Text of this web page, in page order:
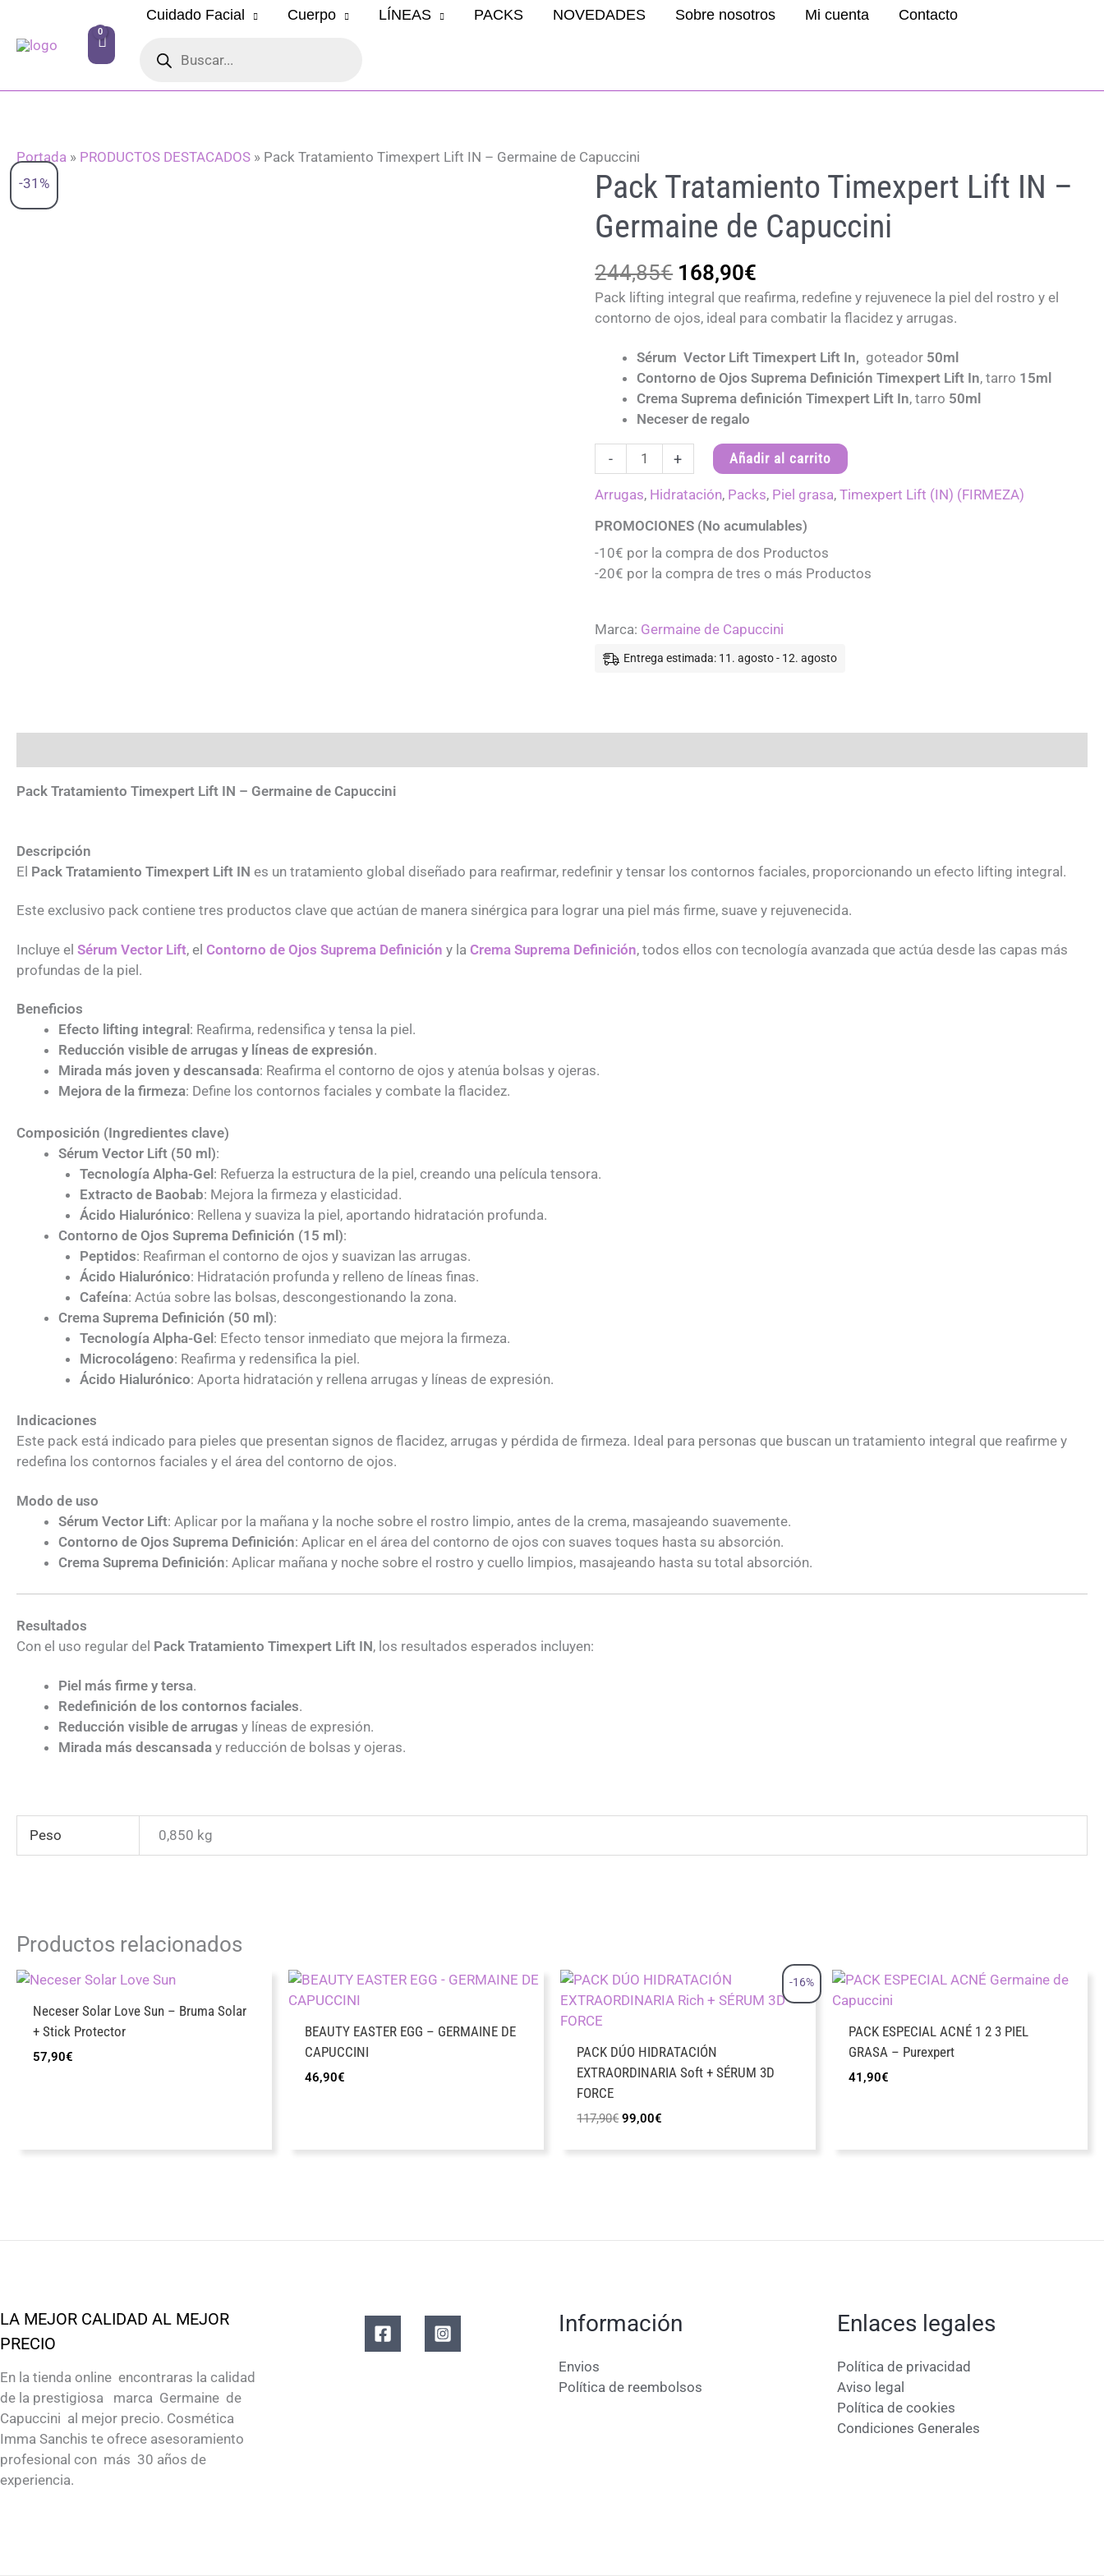
contenido
Cuidado Facial Cuerpo LÍNEAS PACKS NOVEDADES Sobre nosotros Mi cuenta Contacto
productos
Portada » PRODUCTOS DESTACADOS » Pack Tratamiento Timexpert Lift IN – Germaine de Capuccini
-31%
Pack Tratamiento Timexpert Lift IN –
Germaine de Capuccini
244,85€ El
precio
original
era:
244,85€.
168,90€
precio
actual
168,90€.
Pack lifting integral que reafirma, redefine y rejuvenece la piel del rostro y el
contorno de ojos, ideal para combatir la flacidez y arrugas.
Sérum Vector Lift Timexpert Lift In, goteador 50ml
Contorno de Ojos Suprema Definición Timexpert Lift In, tarro 15ml
Crema Suprema definición Timexpert Lift In, tarro 50ml
Neceser de regalo
-
Tratamiento
Timexpert
IN
-
Germaine
cantidad
+ Añadir al carrito
Arrugas, Hidratación, Packs, Piel grasa,Timexpert Lift (IN) (FIRMEZA)
PROMOCIONES (No acumulables)
-10€ por la compra de dos Productos
-20€ por la compra de tres o más Productos
Marca: Germaine de Capuccini
Entrega estimada: 11. agosto - 12. agosto
Pack Tratamiento Timexpert Lift IN – Germaine de Capuccini
Descripción
El Pack Tratamiento Timexpert Lift IN es un tratamiento global diseñado para reafirmar, redefinir y tensar los contornos faciales, proporcionando un efecto lifting integral.
Este exclusivo pack contiene tres productos clave que actúan de manera sinérgica para lograr una piel más firme, suave y rejuvenecida.
Incluye el Sérum Vector Lift, el Contorno de Ojos Suprema Definición y la Crema Suprema Definición, todos ellos con tecnología avanzada que actúa desde las capas más
profundas de la piel.
Beneficios
Efecto lifting integral : Reafirma, redensifica y tensa la piel.
Reducción visible de arrugas y líneas de expresión.
Mirada más joven y descansada: Reafirma el contorno de ojos y atenúa bolsas y ojeras.
Mejora de la firmeza: Define los contornos faciales y combate la flacidez.
Composición (Ingredientes clave)
Sérum Vector Lift (50 ml):
Tecnología Alpha-Gel: Refuerza la estructura de la piel, creando una película tensora.
Extracto de Baobab: Mejora la firmeza y elasticidad.
Ácido Hialurónico: Rellena y suaviza la piel, aportando hidratación profunda.
Contorno de Ojos Suprema Definición (15 ml):
Peptidos: Reafirman el contorno de ojos y suavizan las arrugas.
Ácido Hialurónico: Hidratación profunda y relleno de líneas finas.
Cafeína: Actúa sobre las bolsas, descongestionando la zona.
Crema Suprema Definición (50 ml):
Tecnología Alpha-Gel: Efecto tensor inmediato que mejora la firmeza.
Microcolágeno: Reafirma y redensifica la piel.
Ácido Hialurónico: Aporta hidratación y rellena arrugas y líneas de expresión.
Indicaciones
Este pack está indicado para pieles que presentan signos de flacidez, arrugas y pérdida de firmeza. Ideal para personas que buscan un tratamiento integral que reafirme y
redefina los contornos faciales y el área del contorno de ojos.
Modo de uso
Sérum Vector Lift: Aplicar por la mañana y la noche sobre el rostro limpio, antes de la crema, masajeando suavemente.
Contorno de Ojos Suprema Definición: Aplicar en el área del contorno de ojos con suaves toques hasta su absorción.
Crema Suprema Definición: Aplicar mañana y noche sobre el rostro y cuello limpios, masajeando hasta su total absorción.
Resultados
Con el uso regular del Pack Tratamiento Timexpert Lift IN, los resultados esperados incluyen:
Piel más firme y tersa.
Redefinición de los contornos faciales.
Reducción visible de arrugas y líneas de expresión.
Mirada más descansada y reducción de bolsas y ojeras.
Peso 0,850 kg
Productos relacionados
Neceser Solar Love Sun – Bruma Solar
+ Stick Protector
57,90€
BEAUTY EASTER EGG – GERMAINE DE
CAPUCCINI
46,90€
-16%
PACK DÚO HIDRATACIÓN
EXTRAORDINARIA Soft + SÉRUM 3D
FORCE
117,90€ El
original
99,00€
actual
PACK ESPECIAL ACNÉ 1 2 3 PIEL
GRASA – Purexpert
41,90€
LA MEJOR CALIDAD AL MEJOR
PRECIO
En la tienda online encontraras la calidad
de la prestigiosa marca Germaine de
Capuccini al mejor precio. Cosmética
Imma Sanchis te ofrece asesoramiento
profesional con más 30 años de
experiencia.
Información
Envios
Política de reembolsos
Enlaces legales
Política de privacidad
Aviso legal
Política de cookies
Condiciones Generales